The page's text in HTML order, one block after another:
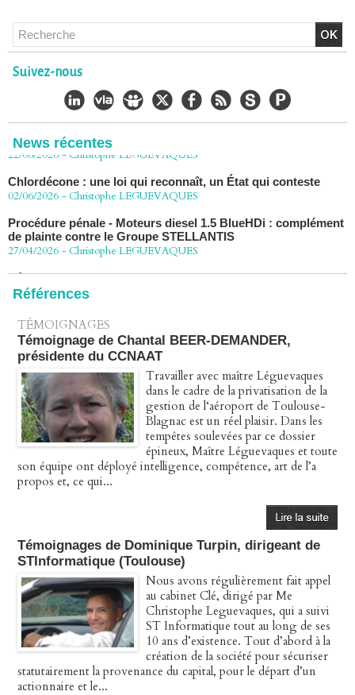
Suivez-nous
News récentes
Chlordécone : un non-lieu confirmé, la bataille se déplace
vers la Cour de cassation
30/06/2026 -Christophe LEGUEVAQUES
CHLORDÉCONE Déclaration de Me Christophe
LÈGUEVAQUES (CLE), avocat de parties civiles, après la
décision de confirmation du non-lieu
-
Chlordécone : une loi qui reconnaît, un État qui conteste
02/06/2026 Christophe LEGUEVAQUES
Procédure pénale - Moteurs diesel 1.5 BlueHDi : complément
de plainte contre le Groupe STELLANTIS
27/04/2026 - Christophe LEGUEVAQUES
Péage autoroute : tout savoir (ou presque) sur l'action
collective ouverte le 2 avril
07/04/2026
Références
TÉMOIGNAGES
Témoignage de Chantal BEER-DEMANDER,
présidente du CCNAAT
Travailler avec maître Léguevaques
dans le cadre de la privatisation de la
gestion de l‘aéroport de Toulouse-
Blagnac est un réel plaisir. Dans les
tempêtes soulevées par ce dossier
épineux, Maître Léguevaques et toute
son équipe ont déployé intelligence, compétence, art de l’a
propos et, ce qui...
Témoignages de Dominique Turpin, dirigeant de
STInformatique (Toulouse)
Nous avons régulièrement fait appel
au cabinet Clé, dirigé par Me
Christophe Leguevaques, qui a suivi
ST Informatique tout au long de ses
10 ans d’existence. Tout d’abord à la
création de la société pour sécuriser
statutairement la provenance du capital, pour le départ d’un
actionnaire et le...